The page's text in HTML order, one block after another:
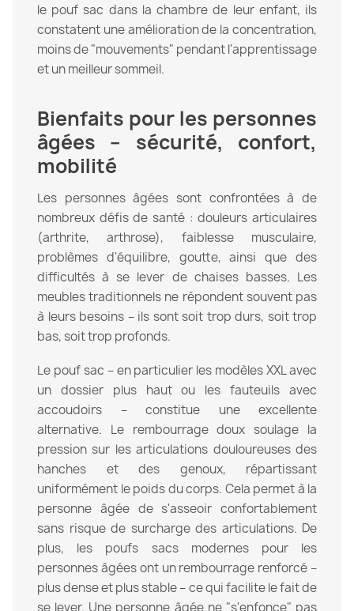
le pouf sac dans la chambre de leur enfant, ils
constatent une amélioration de la concentration,
moins de "mouvements" pendant l'apprentissage
et un meilleur sommeil.
Bienfaits pour les personnes
âgées – sécurité, confort,
mobilité
Les personnes âgées sont confrontées à de
nombreux défis de santé : douleurs articulaires
(arthrite, arthrose), faiblesse musculaire,
problèmes d'équilibre, goutte, ainsi que des
difficultés à se lever de chaises basses. Les
meubles traditionnels ne répondent souvent pas
à leurs besoins – ils sont soit trop durs, soit trop
bas, soit trop profonds.
Le pouf sac – en particulier les modèles XXL avec
un dossier plus haut ou les fauteuils avec
accoudoirs – constitue une excellente
alternative. Le rembourrage doux soulage la
pression sur les articulations douloureuses des
hanches et des genoux, répartissant
uniformément le poids du corps. Cela permet à la
personne âgée de s'asseoir confortablement
sans risque de surcharge des articulations. De
plus, les poufs sacs modernes pour les
personnes âgées ont un rembourrage renforcé –
plus dense et plus stable – ce qui facilite le fait de
se lever. Une personne âgée ne "s'enfonce" pas